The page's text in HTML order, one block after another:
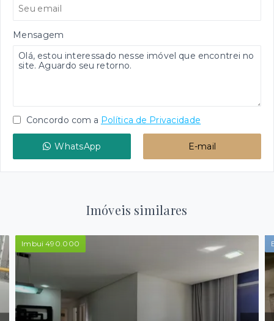
Mensagem
Concordo com a Política de Privacidade
WhatsApp E-mail
Imóveis similares
Imbui 490.000